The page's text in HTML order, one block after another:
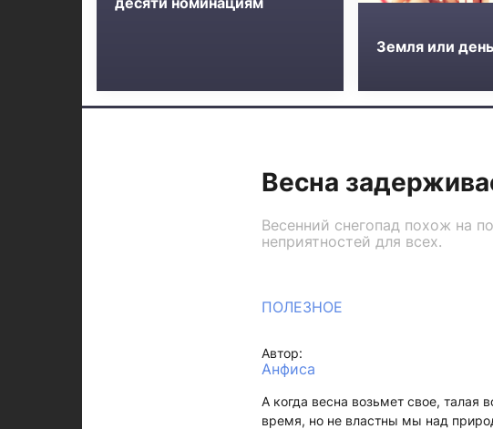
Земля или
Весна
Весенний снегопад похож на
неприятностей для всех.
ПОЛЕЗНОЕ
Автор:
Анфиса
А когда весна возьмет свое, талая
время, но не властны мы над